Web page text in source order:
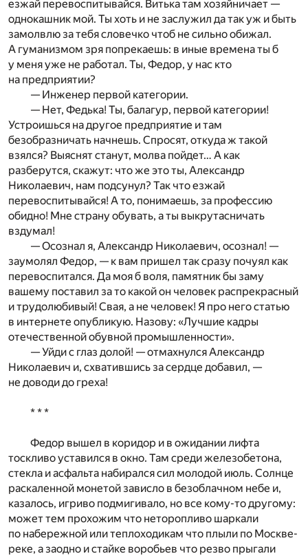
езжай перевоспитывайся. Витька там хозяйничает —
однокашник мой. Ты хоть и не заслужил да так уж и быть
замолвлю за тебя словечко чтоб не сильно обижал.
А гуманизмом зря попрекаешь: в иные времена ты б
у меня уже не работал. Ты, Федор, у нас кто
на предприятии?
— Инженер первой категории.
— Нет, Федька! Ты, балагур, первой категории!
Устроишься на другое предприятие и там
безобразничать начнешь. Спросят, откуда ж такой
взялся? Выяснят станут, молва пойдет… А как
разберутся, скажут: что же это ты, Александр
Николаевич, нам подсунул? Так что езжай
перевоспитывайся! А то, понимаешь, за профессию
обидно! Мне страну обувать, а ты выкрутасничать
вздумал!
— Осознал я, Александр Николаевич, осознал! —
заумолял Федор, — к вам пришел так сразу почуял как
перевоспитался. Да моя б воля, памятник бы заму
вашему поставил за то какой он человек распрекрасный
и трудолюбивый! Свая, а не человек! Я про него статью
в интернете опубликую. Назову: «Лучшие кадры
отечественной обувной промышленности».
— Уйди с глаз долой! — отмахнулся Александр
Николаевич и, схватившись за сердце добавил, —
не доводи до греха!
* * *
Федор вышел в коридор и в ожидании лифта
тоскливо уставился в окно. Там среди железобетона,
стекла и асфальта набирался сил молодой июль. Солнце
раскаленной монетой зависло в безоблачном небе и,
казалось, игриво подмигивало, но все кому-то другому:
может тем прохожим что неторопливо шаркали
по набережной или теплоходикам что плыли по Москве-
реке, а заодно и стайке воробьев что резво прыгали